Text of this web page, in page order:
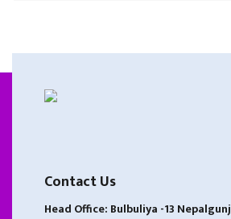
Contact Us
Head Office: Bulbuliya -13 Nepalgunj